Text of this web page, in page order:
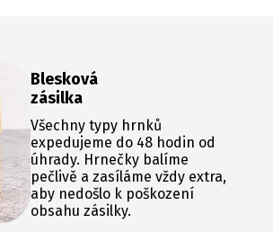
Blesková
zásilka
Všechny typy hrnků
expedujeme do 48 hodin od
úhrady. Hrnečky balíme
pečlivě a zasíláme vždy extra,
aby nedošlo k poškození
obsahu zásilky.